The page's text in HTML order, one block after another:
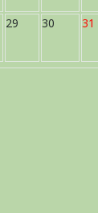
29 30 31